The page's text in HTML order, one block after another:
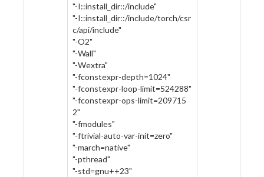
"-I::install_dir::/include"
"-I::install_dir::/include/torch/csr
c/api/include"
"-O2"
"-Wall"
"-Wextra"
"-fconstexpr-depth=1024"
"-fconstexpr-loop-limit=524288"
"-fconstexpr-ops-limit=209715
2"
"-fmodules"
"-ftrivial-auto-var-init=zero"
"-march=native"
"-pthread"
"-std=gnu++23"